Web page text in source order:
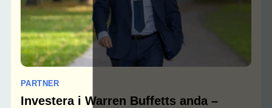
PARTNER
Investera i Warren Buffetts anda –